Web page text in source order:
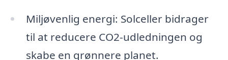
Miljøvenlig energi: Solceller bidrager
til at reducere CO2-udledningen og
skabe en grønnere planet.